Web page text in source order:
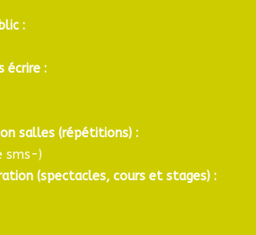
:
écrire :
salles (répétitions) :
sms-)
(spectacles, cours et stages) :